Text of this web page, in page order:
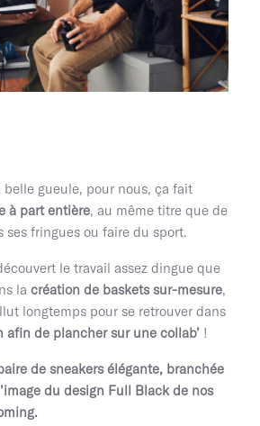
belle gueule, pour nous, ça fait
à part entière, au même titre que de
ses fringues ou faire du sport.
le travail assez dingue que
la création de baskets sur-mesure,
longtemps pour se retrouver dans
afin de plancher sur une collab’ !
de sneakers élégante, branchée
du design Full Black de nos